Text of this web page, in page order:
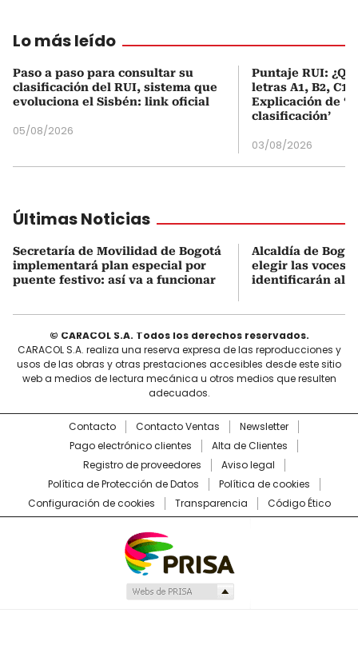
Lo más leído
Paso a paso para consultar su
clasificación del RUI, sistema que
evoluciona el Sisbén: link oficial
05/08/2026
Puntaje RUI:
letras A1, B2, C1
Explicación de
clasificación’
03/08/2026
Últimas Noticias
Secretaría de Movilidad de Bogotá
implementará plan especial por
puente festivo: así va a funcionar
Alcaldía de
elegir las voces
identificarán al
© CARACOL S.A. Todos los derechos reservados.
CARACOL S.A. realiza una reserva expresa de las reproducciones y
usos de las obras y otras prestaciones accesibles desde este sitio
web a medios de lectura mecánica u otros medios que resulten
adecuados.
Contacto Contacto Ventas
Newsletter
Pago electrónico clientes
Alta de Clientes
Registro de proveedores
Aviso legal
Política de Protección de Datos
Política de cookies
Configuración de cookies
Transparencia Código Ético